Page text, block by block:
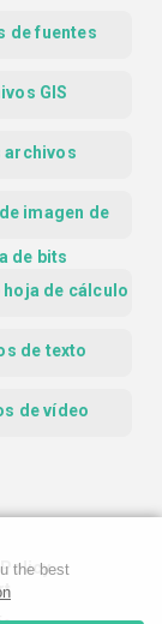
de fuentes
GIS
archivos
imagen de
de bits
de cálculo
de texto
de vídeo
the best